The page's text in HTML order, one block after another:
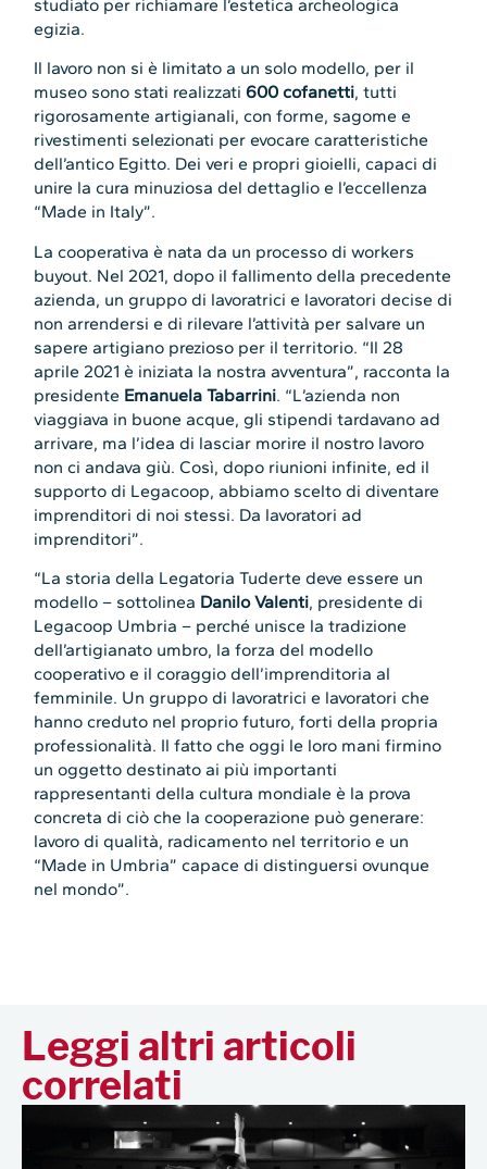
studiato per richiamare l’estetica archeologica
egizia.
Il lavoro non si è limitato a un solo modello, per il
museo sono stati realizzati600 cofanetti, tutti
rigorosamente artigianali, con forme, sagome e
rivestimenti selezionati per evocare caratteristiche
dell’antico Egitto. Dei veri e propri gioielli, capaci di
unire la cura minuziosa del dettaglio e l’eccellenza
“Made in Italy”.
La cooperativa è nata da un processo di workers
buyout. Nel 2021, dopo il fallimento della precedente
azienda, un gruppo di lavoratrici e lavoratori decise di
non arrendersi e di rilevare l’attività per salvare un
sapere artigiano prezioso per il territorio. “Il 28
aprile 2021 è iniziata la nostra avventura”, racconta la
presidente Emanuela Tabarrini. “L’azienda non
viaggiava in buone acque, gli stipendi tardavano ad
arrivare, ma l’idea di lasciar morire il nostro lavoro
non ci andava giù. Così, dopo riunioni infinite, ed il
supporto di Legacoop, abbiamo scelto di diventare
imprenditori di noi stessi. Da lavoratori ad
imprenditori”.
“La storia della Legatoria Tuderte deve essere un
modello – sottolinea Danilo Valenti, presidente di
Legacoop Umbria – perché unisce la tradizione
dell’artigianato umbro, la forza del modello
cooperativo e il coraggio dell’imprenditoria al
femminile. Un gruppo di lavoratrici e lavoratori che
hanno creduto nel proprio futuro, forti della propria
professionalità. Il fatto che oggi le loro mani firmino
un oggetto destinato ai più importanti
rappresentanti della cultura mondiale è la prova
concreta di ciò che la cooperazione può generare:
lavoro di qualità, radicamento nel territorio e un
“Made in Umbria” capace di distinguersi ovunque
nel mondo”.
Leggi altri articoli
correlati